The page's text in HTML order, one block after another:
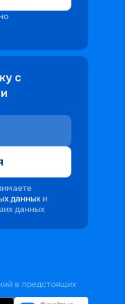
с
данных и
данных
в предстоящих